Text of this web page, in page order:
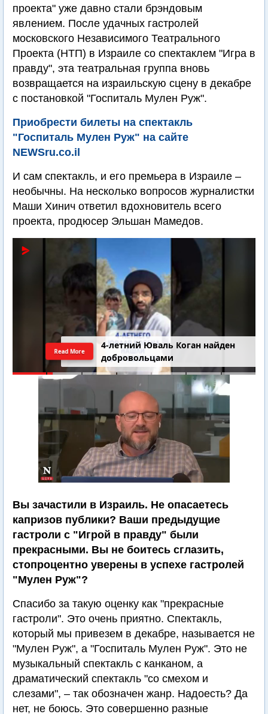
проекта" уже давно стали брэндовым
явлением. После удачных гастролей
московского Независимого Театрального
Проекта (НТП) в Израиле со спектаклем "Игра в
правду", эта театральная группа вновь
возвращается на израильскую сцену в декабре
с постановкой "Госпиталь Мулен Руж".
Приобрести билеты на спектакль
"Госпиталь Мулен Руж" на сайте
NEWSru.co.il
И сам спектакль, и его премьера в Израиле –
необычны. На несколько вопросов журналистки
Маши Хинич ответил вдохновитель всего
проекта, продюсер Эльшан Мамедов.
4-летний Юваль Коган найден
добровольцами
Read More
Вы зачастили в Израиль. Не опасаетесь
капризов публики? Ваши предыдущие
гастроли с "Игрой в правду" были
прекрасными. Вы не боитесь сглазить,
стопроцентно уверены в успехе гастролей
"Мулен Руж"?
Спасибо за такую оценку как "прекрасные
гастроли". Это очень приятно. Спектакль,
который мы привезем в декабре, называется не
"Мулен Руж", а "Госпиталь Мулен Руж". Это не
музыкальный спектакль с канканом, а
драматический спектакль "со смехом и
слезами", – так обозначен жанр. Надоесть? Да
нет, не боюсь. Это совершенно разные